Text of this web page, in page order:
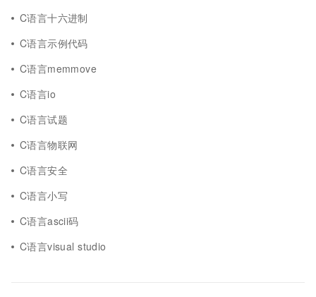
C语言十六进制
C语言示例代码
C语言memmove
C语言io
C语言试题
C语言物联网
C语言安全
C语言小写
C语言ascii码
C语言visual studio